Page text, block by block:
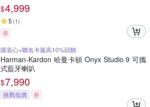
$4,999
5 (1)
券
購衷心+聯名卡最高10%回饋
Harman-Kardon 哈曼卡頓 Onyx Studio 9 可攜
式藍牙喇叭
$7,990
挑戰低價 券